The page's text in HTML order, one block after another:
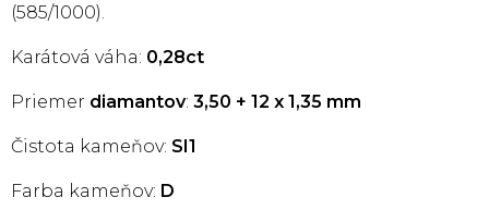
(585/1000).
Karátová váha: 0,28ct
Priemer diamantov: 3,50 + 12 x 1,35 mm
Čistota kameňov: SI1
Farba kameňov: D